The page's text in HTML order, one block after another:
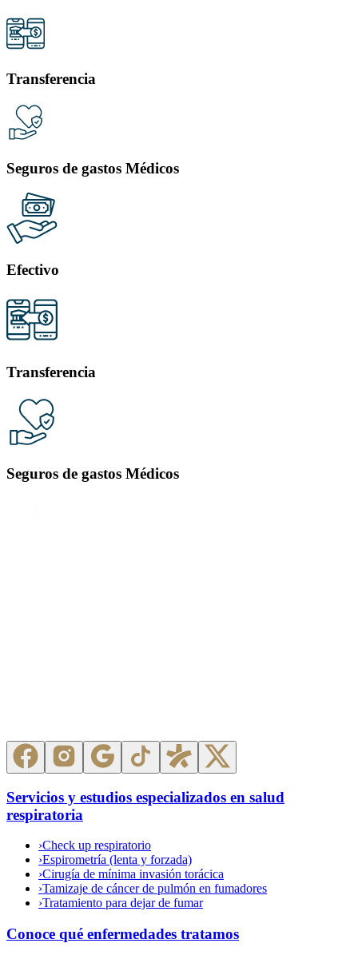
Transferencia
Seguros de gastos Médicos
Efectivo
Transferencia
Seguros de gastos Médicos
Servicios y estudios especializados en salud
respiratoria
›Check up respiratorio
›Espirometría (lenta y forzada)
›Cirugía de mínima invasión torácica
›Tamizaje de cáncer de pulmón en fumadores
›Tratamiento para dejar de fumar
Conoce qué enfermedades tratamos